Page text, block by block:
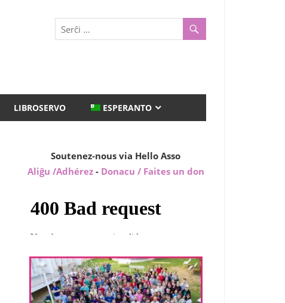
LIBROSERVO ESPERANTO
Outlook Live
Soutenez-nous via Hello Asso
Aliĝu /Adhérez - Donacu / Faites un don